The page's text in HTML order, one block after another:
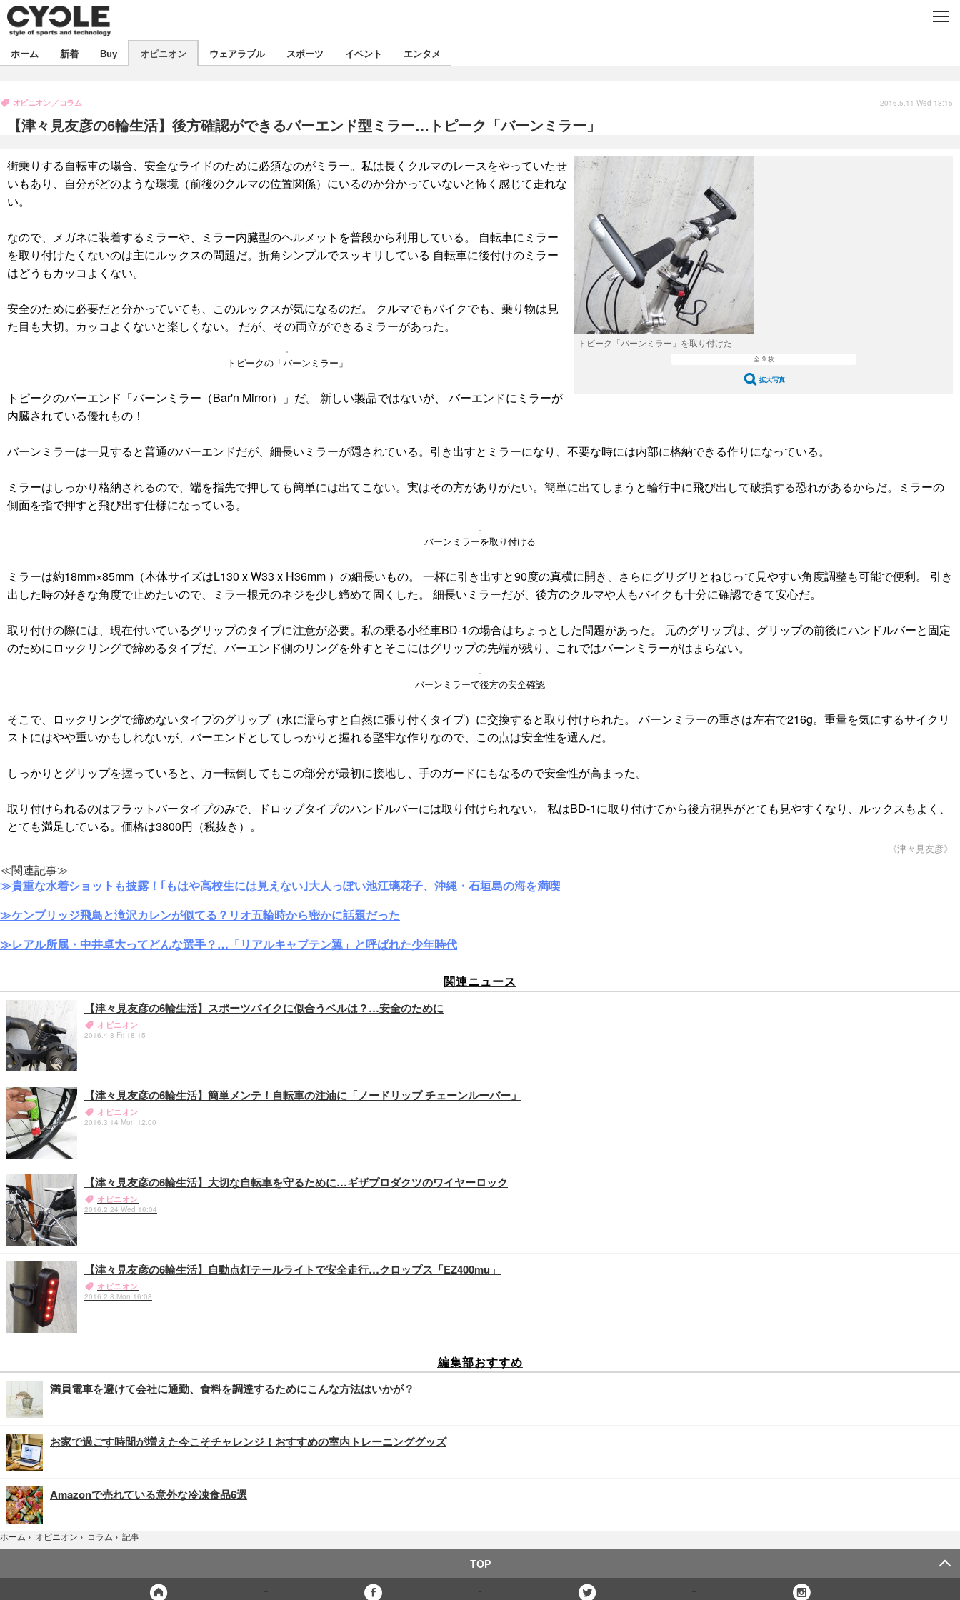
C
飲食
ボイス
デバイス
ビジネス
海外
スポーツ
短信
まとめ
写真
イベント
スポーツ
文化
出版／映画
話題
ファッション
動画
社会
政治
ホーム 新着 Buy オピニオン ウェアラブル スポーツ イベント エンタメ
【津々見友彦の6輪生活】後方確認ができるバーエンド型ミラー…トピーク「バーンミラー」
オピニオン コラム 2016.5.11 Wed 18:15
トピーク「バーンミラー」を取り付けた
全 9 枚
拡大写真
街乗りする自転車の場合、安全なライドのために必須なのがミラー。私は長くクルマのレースをやっていたせ
いもあり、自分がどのような環境（前後のクルマの位置関係）にいるのか分かっていないと怖く感じて走れな
い。
なので、メガネに装着するミラーや、ミラー内臓型のヘルメットを普段から利用している。 自転車にミラー
を取り付けたくないのは主にルックスの問題だ。折角シンプルでスッキリしている 自転車に後付けのミラー
はどうもカッコよくない。
安全のために必要だと分かっていても、このルックスが気になるのだ。 クルマでもバイクでも、乗り物は見
た目も大切。カッコよくないと楽しくない。 だが、その両立ができるミラーがあった。
トピークの「バーンミラー」
トピークのバーエンド「バーンミラー（Bar'n Mirror）」だ。 新しい製品ではないが、 バーエンドにミラーが
内臓されている優れもの！
バーンミラーは一見すると普通のバーエンドだが、細長いミラーが隠されている。引き出すとミラーになり、不要な時には内部に格納できる作りになっている。
ミラーはしっかり格納されるので、端を指先で押しても簡単には出てこない。実はその方がありがたい。簡単に出てしまうと輪行中に飛び出して破損する恐れがあるからだ。ミラーの
側面を指で押すと飛び出す仕様になっている。
バーンミラーを取り付ける
ミラーは約18mm×85mm（本体サイズはL130 x W33 x H36mm ）の細長いもの。 一杯に引き出すと90度の真横に開き、さらにグリグリとねじって見やすい角度調整も可能で便利。 引き
出した時の好きな角度で止めたいので、ミラー根元のネジを少し締めて固くした。 細長いミラーだが、後方のクルマや人もバイクも十分に確認できて安心だ。
取り付けの際には、現在付いているグリップのタイプに注意が必要。私の乗る小径車BD-1の場合はちょっとした問題があった。 元のグリップは、グリップの前後にハンドルバーと固定
のためにロックリングで締めるタイプだ。バーエンド側のリングを外すとそこにはグリップの先端が残り、これではバーンミラーがはまらない。
バーンミラーで後方の安全確認
そこで、ロックリングで締めないタイプのグリップ（水に濡らすと自然に張り付くタイプ）に交換すると取り付けられた。 バーンミラーの重さは左右で216g。重量を気にするサイクリ
ストにはやや重いかもしれないが、バーエンドとしてしっかりと握れる堅牢な作りなので、この点は安全性を選んだ。
しっかりとグリップを握っていると、万一転倒してもこの部分が最初に接地し、手のガードにもなるので安全性が高まった。
取り付けられるのはフラットバータイプのみで、ドロップタイプのハンドルバーには取り付けられない。 私はBD-1に取り付けてから後方視界がとても見やすくなり、ルックスもよく、
とても満足している。価格は3800円（税抜き）。
《津々見友彦》
≪関連記事≫
≫貴重な水着ショットも披露！｢もはや高校生には見えない｣大人っぽい池江璃花子、沖縄・石垣島の海を満喫
≫ケンブリッジ飛鳥と滝沢カレンが似てる？リオ五輪時から密かに話題だった
≫レアル所属・中井卓大ってどんな選手？…「リアルキャプテン翼」と呼ばれた少年時代
関連ニュース
【津々見友彦の6輪生活】スポーツバイクに似合うベルは？…安全のために
オピニオン
2016.4.8 Fri 18:15
【津々見友彦の6輪生活】簡単メンテ！自転車の注油に「ノードリップ チェーンルーバー」
オピニオン
2016.3.14 Mon 12:00
【津々見友彦の6輪生活】大切な自転車を守るために…ギザプロダクツのワイヤーロック
オピニオン
2016.2.24 Wed 16:04
【津々見友彦の6輪生活】自動点灯テールライトで安全走行…クロップス「EZ400mu」
オピニオン
2016.2.8 Mon 16:08
編集部おすすめ
満員電車を避けて会社に通勤、食料を調達するためにこんな方法はいかが？
お家で過ごす時間が増えた今こそチャレンジ！おすすめの室内トレーニンググッズ
Amazonで売れている意外な冷凍食品6選
ホーム › オピニオン › コラム › 記事
TOP